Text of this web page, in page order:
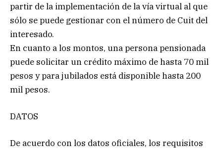
partir de la implementación de la vía virtual al que
sólo se puede gestionar con el número de Cuit del
interesado.
En cuanto a los montos, una persona pensionada
puede solicitar un crédito máximo de hasta 70 mil
pesos y para jubilados está disponible hasta 200
mil pesos.
DATOS
De acuerdo con los datos oficiales, los requisitos